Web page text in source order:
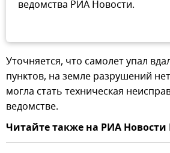
ведомства РИА Новости.
Уточняется, что самолет упал
пунктов, на земле разрушений
могла стать техническая
ведомстве.
Читайте также на РИА